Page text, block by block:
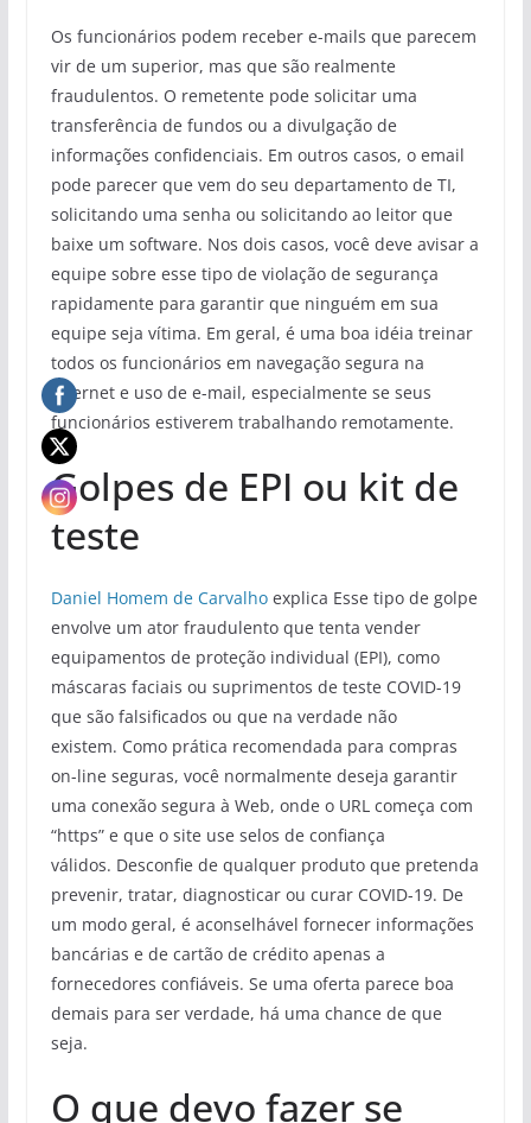
Os funcionários podem receber e-mails que parecem
vir de um superior, mas que são realmente
fraudulentos. O remetente pode solicitar uma
transferência de fundos ou a divulgação de
informações confidenciais. Em outros casos, o email
pode parecer que vem do seu departamento de TI,
solicitando uma senha ou solicitando ao leitor que
baixe um software. Nos dois casos, você deve avisar a
equipe sobre esse tipo de violação de segurança
rapidamente para garantir que ninguém em sua
equipe seja vítima. Em geral, é uma boa idéia treinar
todos os funcionários em navegação segura na
Internet e uso de e-mail, especialmente se seus
funcionários estiverem trabalhando remotamente.
Golpes de EPI ou kit de
teste
Daniel Homem de Carvalhoexplica Esse tipo de golpe
envolve um ator fraudulento que tenta vender
equipamentos de proteção individual (EPI), como
máscaras faciais ou suprimentos de teste COVID-19
que são falsificados ou que na verdade não
existem. Como prática recomendada para compras
on-line seguras, você normalmente deseja garantir
uma conexão segura à Web, onde o URL começa com
“https” e que o site use selos de confiança
válidos. Desconfie de qualquer produto que pretenda
prevenir, tratar, diagnosticar ou curar COVID-19. De
um modo geral, é aconselhável fornecer informações
bancárias e de cartão de crédito apenas a
fornecedores confiáveis. Se uma oferta parece boa
demais para ser verdade, há uma chance de que
seja.
O que devo fazer se